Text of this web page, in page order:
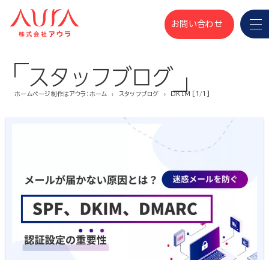
お問い合わせ
スタッフブログ
ホームページ制作はアウラ：ホーム スタッフブログ DKIM [1/1]